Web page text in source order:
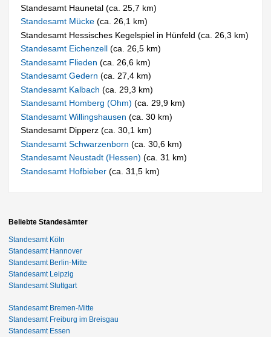
Standesamt Haunetal (ca. 25,7 km)
Standesamt Mücke(ca. 26,1 km)
Standesamt Hessisches Kegelspiel in Hünfeld (ca. 26,3 km)
Standesamt Eichenzell(ca. 26,5 km)
Standesamt Flieden(ca. 26,6 km)
Standesamt Gedern(ca. 27,4 km)
Standesamt Kalbach(ca. 29,3 km)
Standesamt Homberg (Ohm)(ca. 29,9 km)
Standesamt Willingshausen(ca. 30 km)
Standesamt Dipperz (ca. 30,1 km)
Standesamt Schwarzenborn(ca. 30,6 km)
Standesamt Neustadt (Hessen)(ca. 31 km)
Standesamt Hofbieber(ca. 31,5 km)
Beliebte Standesämter
Standesamt Köln
Standesamt Hannover
Standesamt Berlin-Mitte
Standesamt Leipzig
Standesamt Stuttgart
Standesamt Bremen-Mitte
Standesamt Freiburg im Breisgau
Standesamt Essen